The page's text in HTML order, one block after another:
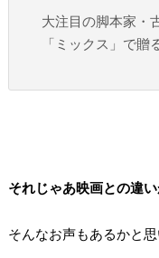
大注目の脚本家・
「ミックス」で贈
それじゃあ映画との違
そんなお声もあるかと